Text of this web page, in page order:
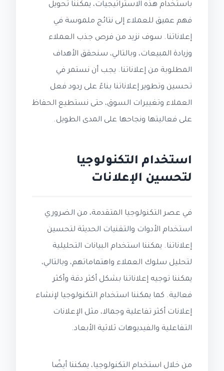
باستخدام هذه الاستراتيجيات، يمكننا تحويل
فهم عميق للعملاء إلى نتائج ملموسة في
إعلاناتنا. سوف نزيد من فرص جذب العملاء
وزيادة المبيعات، وبالتالي، سنحقق الأهداف
المطلوبة من إعلاناتنا. يجب أن نستمر في
تحسين وتطوير إعلاناتنا بناءً على ردود فعل
العملاء وتغييرات السوق، حتى نستطيع الحفاظ
على فعاليتها ونجاحها على المدى الطويل.
استخدام التكنولوجيا
لتحسين الإعلانات
في عصر التكنولوجيا المتقدمة، من الضروري
استخدام الأدوات والتقنيات الحديثة لتحسين
إعلاناتنا. يمكننا استخدام البيانات التحليلية
لتحليل سلوك العملاء واهتماماتهم، وبالتالي،
يمكننا توجيه إعلاناتنا بشكل أكثر دقة وأكثر
فعالية. كما يمكننا استخدام التكنولوجيا لإنشاء
إعلانات أكثر تفاعلية وجمالا، مثل الإعلانات
التفاعلية والفيديوهات ثلاثية الأبعاد.
من خلال استخدام التكنولوجيا، يمكننا أيضًا